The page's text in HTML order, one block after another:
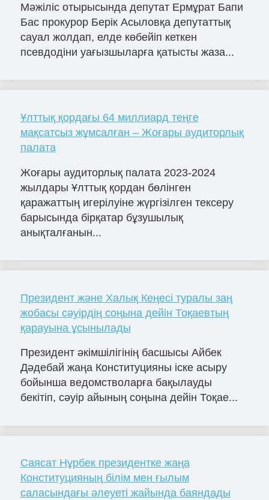
Мәжіліс отырысында депутат Ермұрат Бапи
Бас прокурор Берік Асыловқа депутаттық
сауал жолдап, елде көбейіп кеткен
псевдодіни уағызшыларға қатысты жаза...
Ұлттық қордағы 64 миллиард теңге
мақсатсыз жұмсалған – Жоғары аудиторлық
палата
Жоғары аудиторлық палата 2023-2024
жылдары Ұлттық қордан бөлінген
қаражаттың игерілуіне жүргізілген тексеру
барысында бірқатар бұзушылық
анықталғанын...
Президент және Халық Кеңесі туралы заң
жобасы сәуірдің соңына дейін Тоқаевтың
қарауына ұсынылады
Президент әкімшілігінің басшысы Айбек
Дәдебай жаңа Конституцияны іске асыру
бойынша ведомстволарға бақылауды
бекітіп, сәуір айының соңына дейін Тоқае...
Саясат Нұрбек президентке жаңа
Конституцияның білім мен ғылым
саласындағы әлеуеті жайында баяндады